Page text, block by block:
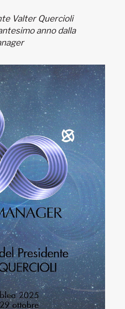
Valter Quercioli
anno dalla